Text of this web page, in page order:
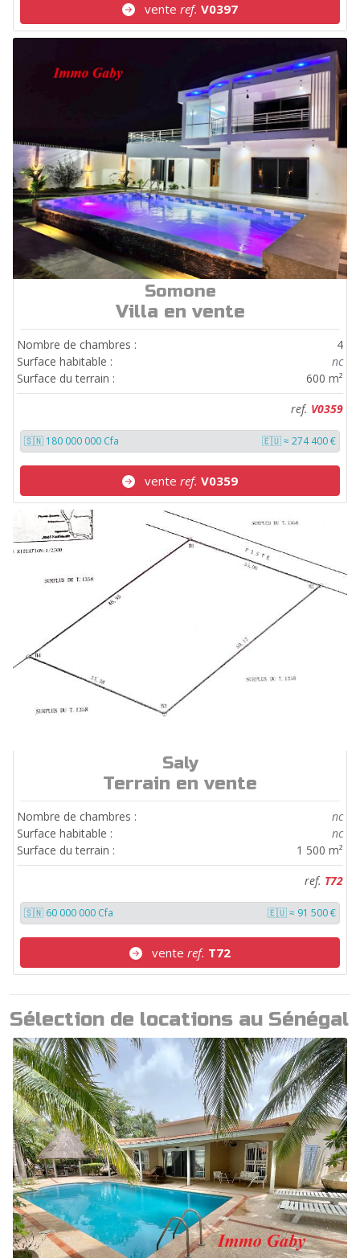
vente ref. V0397
Somone
Villa en vente
Nombre de chambres :
4
Surface habitable :
nc
Surface du terrain :
600 m²
ref. V0359
🇸🇳 180 000 000 Cfa 🇪🇺 ≈ 274 400 €
vente ref. V0359
T72
Saly
Terrain en vente
Nombre de chambres :
nc
Surface habitable :
nc
Surface du terrain :
1 500 m²
ref. T72
🇸🇳 60 000 000 Cfa 🇪🇺 ≈ 91 500 €
vente ref. T72
Sélection de locations au Sénégal